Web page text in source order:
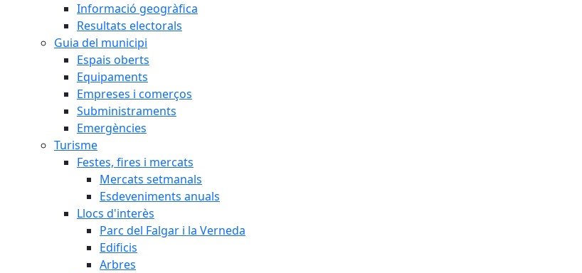
Informació geogràfica
Resultats electorals
Guia del municipi
Espais oberts
Equipaments
Empreses i comerços
Subministraments
Emergències
Turisme
Festes, fires i mercats
Mercats setmanals
Esdeveniments anuals
Llocs d'interès
Parc del Falgar i la Verneda
Edificis
Arbres